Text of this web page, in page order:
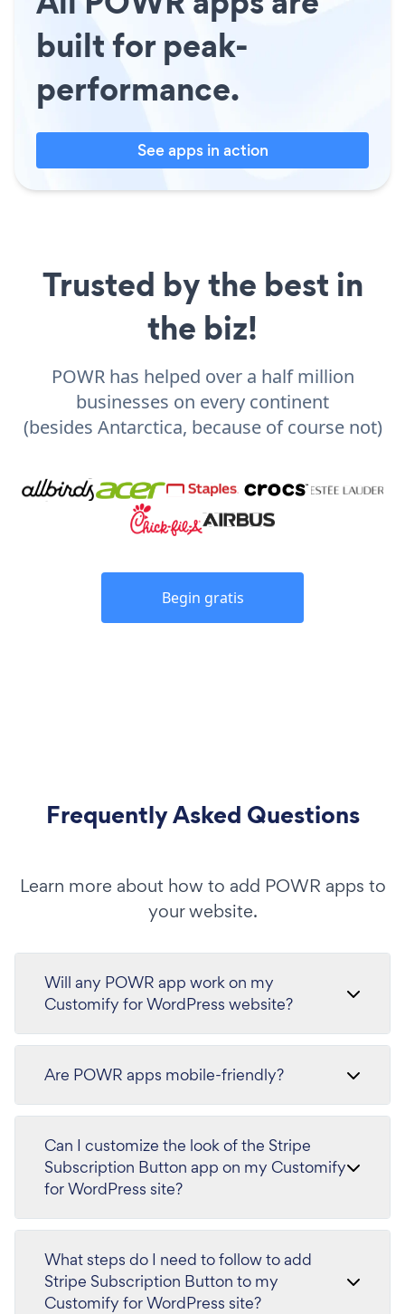
built for peak-
performance.
See apps in action
Trusted by the best in
the biz!
POWR has helped over a half million
businesses on every continent
(besides Antarctica, because of course not)
Begin gratis
Frequently Asked Questions
Learn more about how to add POWR apps to
your website.
Will any POWR app work on my
Customify for WordPress website?
Are POWR apps mobile-friendly?
Can I customize the look of the Stripe
Subscription Button app on my Customify
for WordPress site?
What steps do I need to follow to add
Stripe Subscription Button to my
Customify for WordPress site?